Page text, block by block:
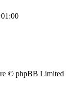
© phpBB Limited